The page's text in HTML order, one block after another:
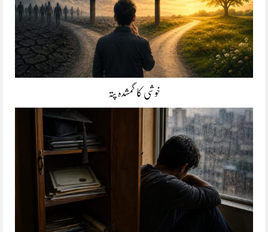
خوشی کا گمشدہ پتہ